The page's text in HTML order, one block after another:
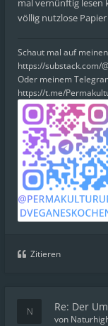
mal vernünftig lesen
völlig nutzlose
Schaut mal auf
https://substack.com/
Oder meinem
https://t.me/
Zitieren
Re: Der
von